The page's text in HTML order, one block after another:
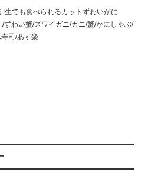
生でも食べられるカットずわいがに
わい蟹/ズワイガニ/カニ/蟹/かにしゃぶ/
司/あす楽